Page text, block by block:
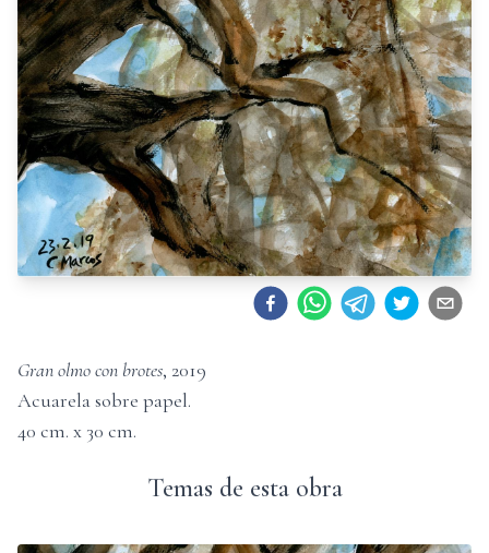
Gran olmo con brotes, 2019
Acuarela sobre papel.
40 cm. x 30 cm.
Temas de esta obra